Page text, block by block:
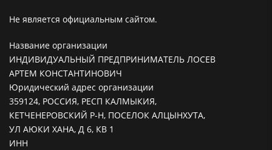
Не является официальным сайтом.
Название организации
ИНДИВИДУАЛЬНЫЙ ПРЕДПРИНИМАТЕЛЬ ЛОСЕВ
АРТЕМ КОНСТАНТИНОВИЧ
Юридический адрес организации
359124, РОССИЯ, РЕСП КАЛМЫКИЯ,
КЕТЧЕНЕРОВСКИЙ Р-Н, ПОСЕЛОК АЛЦЫНХУТА,
УЛ АЮКИ ХАНА, Д 6, КВ 1
ИНН